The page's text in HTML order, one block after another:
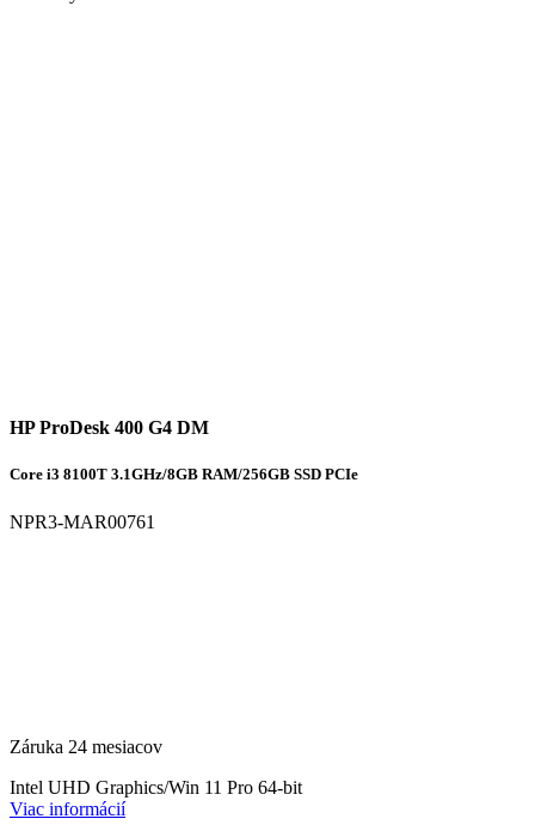
HP ProDesk 400 G4 DM
Core i3 8100T 3.1GHz/8GB RAM/256GB SSD PCIe
NPR3-MAR00761
Záruka 24 mesiacov
Intel UHD Graphics/Win 11 Pro 64-bit
Viac informácií